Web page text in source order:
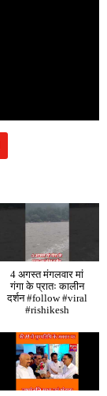
4 अगस्त मंगलवार मां
गंगा के प्रातः कालीन
दर्शन #follow #viral
#rishikesh